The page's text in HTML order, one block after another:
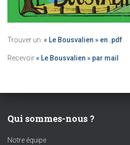
Trouver un « Le Bousvalien » en .pdf
Recevoir« Le Bousvalien » par mail
Qui sommes-nous ?
Notre équipe